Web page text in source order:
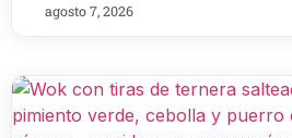
agosto 7, 2026